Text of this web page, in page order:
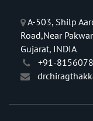
A-503, Shilp
Road,Near
Gujarat, INDIA
+91-